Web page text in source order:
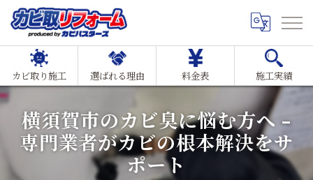
カビ取り施工 選ばれる理由 料金表 施工実績
横須賀市のカビ臭に悩む方へ -
専門業者がカビの根本解決をサ
ポート